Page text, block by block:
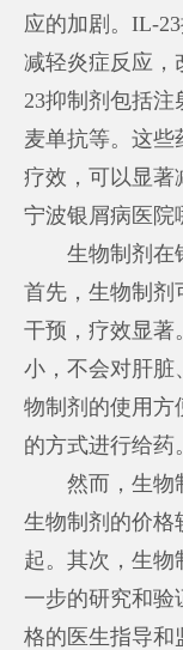
应的加剧。IL-
减轻炎症反应
23抑制剂包括注
麦单抗等。这些
疗效，可以显著
宁波银屑病医院
生物制剂在银
首先，生物制剂
干预，疗效显著
小，不会对肝脏
物制剂的使用方
的方式进行给药
然而，生物制
生物制剂的价格
起。其次，生物
一步的研究和验
格的医生指导和